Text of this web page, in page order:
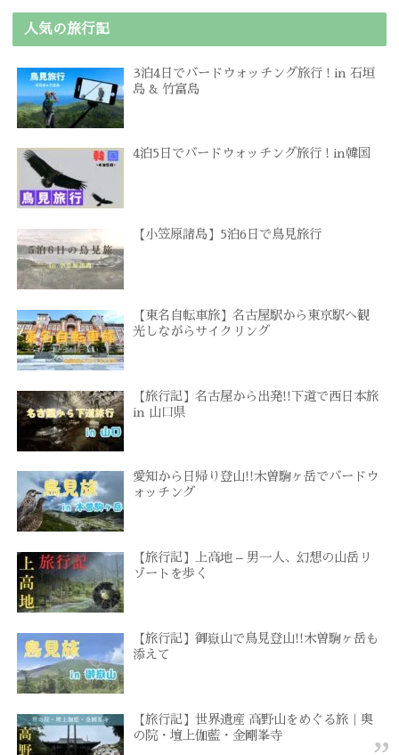
人気の旅行記
3泊4日でバードウォッチング旅行 ! in 石垣
島 & 竹富島
4泊5日でバードウォッチング旅行 ! in韓国
【小笠原諸島】5泊6日で鳥見旅行
【東名自転車旅】名古屋駅から東京駅へ観
光しながらサイクリング
【旅行記】名古屋から出発!!下道で西日本旅
in 山口県
愛知から日帰り登山!!木曽駒ヶ岳でバードウ
ォッチング
【旅行記】上高地 – 男一人、幻想の山岳リ
ゾートを歩く
【旅行記】御嶽山で鳥見登山!!木曽駒ヶ岳も
添えて
【旅行記】世界遺産 高野山をめぐる旅｜奥
の院・壇上伽藍・金剛峯寺